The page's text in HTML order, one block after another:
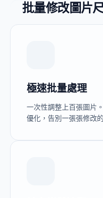
批量修改圖片
極速批量處理
一次性調整上百張圖片
優化，告別一張張修改